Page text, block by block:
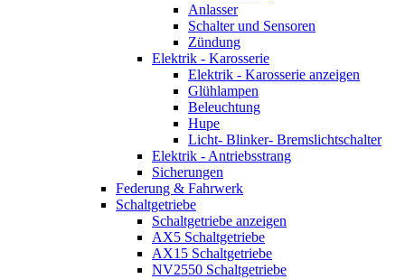
Anlasser
Schalter und Sensoren
Zündung
Elektrik - Karosserie
Elektrik - Karosserie anzeigen
Glühlampen
Beleuchtung
Hupe
Licht- Blinker- Bremslichtschalter
Elektrik - Antriebsstrang
Sicherungen
Federung & Fahrwerk
Schaltgetriebe
Schaltgetriebe anzeigen
AX5 Schaltgetriebe
AX15 Schaltgetriebe
NV2550 Schaltgetriebe